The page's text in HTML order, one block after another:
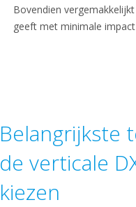
Bovendien
geeft met minimale
Belangrijkste
de verticale
kiezen